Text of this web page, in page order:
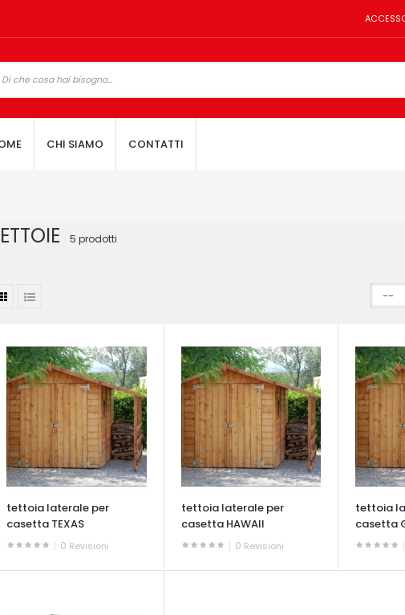
CHI SIAMO CONTATTI
5 prodotti
tettoia laterale per
casetta TEXAS
0 Revisioni
OCCHIATA VELOCE
tettoia laterale per
casetta HAWAII
0 Revisioni
OCCHIATA VELOCE
tettoia
casetta